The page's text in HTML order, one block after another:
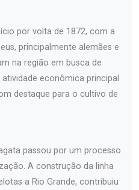
por volta de 1872, com a
principalmente alemães e
na região em busca de
econômica principal
destaque para o cultivo de
passou por um processo
A construção da linha
a Rio Grande, contribuiu